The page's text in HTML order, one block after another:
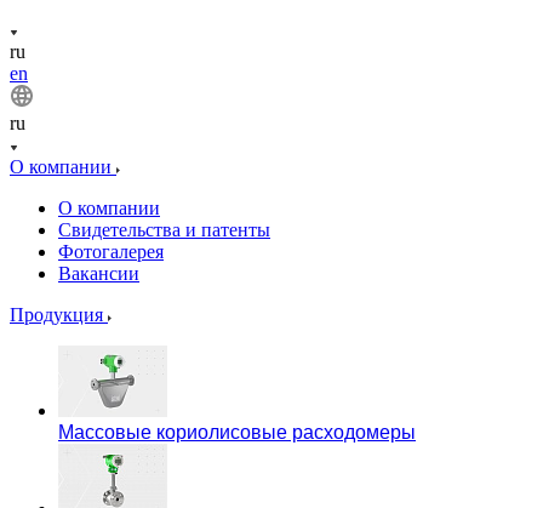
ru
en
ru
О компании
О компании
Свидетельства и патенты
Фотогалерея
Вакансии
Продукция
Массовые кориолисовые расходомеры